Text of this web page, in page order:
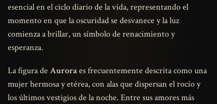
esencial en el ciclo diario de la vida, representando el
momento en que la oscuridad se desvanece y la luz
comienza a brillar, un símbolo de renacimiento y
esperanza.
La figura de Auroraes frecuentemente descrita como una
mujer hermosa y etérea, con alas que dispersan el rocío y
los últimos vestigios de la noche. Entre sus amores más